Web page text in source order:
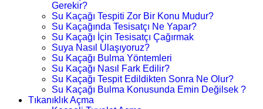
Gerekir?
Su Kaçağı Tespiti Zor Bir Konu Mudur?
Su Kaçağında Tesisatçı Ne Yapar?
Su Kaçağı İçin Tesisatçı Çağırmak
Suya Nasıl Ulaşıyoruz?
Su Kaçağı Bulma Yöntemleri
Su Kaçağı Nasıl Fark Edilir?
Su Kaçağı Tespit Edildikten Sonra Ne Olur?
Su Kaçağı Bulma Konusunda Emin Değilsek ?
Tıkanıklık Açma